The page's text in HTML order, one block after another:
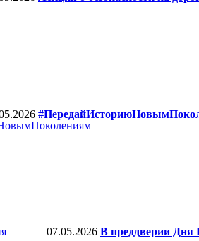
07.05.2026 В преддверии Дня